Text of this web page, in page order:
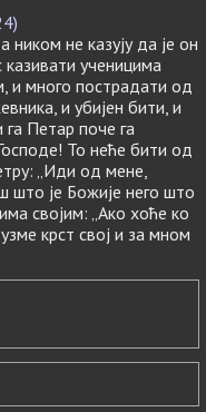
ником не казују да је он
ученицима
и много пострадати од
и убијен бити, и
Петар поче га
То неће бити од
„Иди од мене,
што је Божије него што
својим: „Ако хоће ко
крст свој и за мном